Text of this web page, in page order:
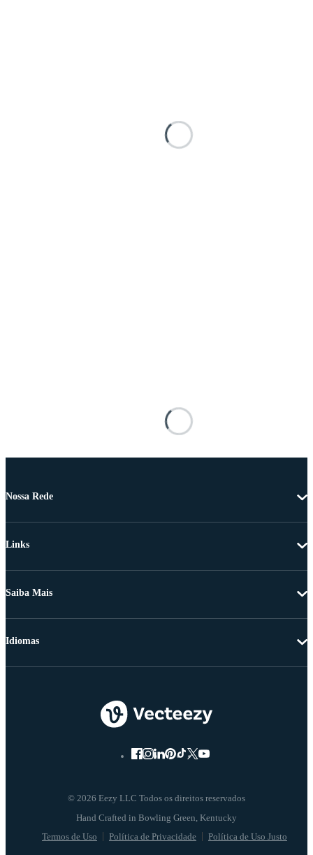
Nossa Rede
Links
Saiba Mais
© 2026 Eezy LLC Todos os direitos reservados
Termos de Uso Política de Privacidade Política de Uso Justo
Idiomas